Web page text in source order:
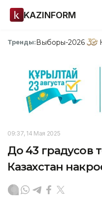
KAZINFORM
Тренды:Выборы-2026
09:37, 14 Мая 2025
До 43 градусов
Казахстан